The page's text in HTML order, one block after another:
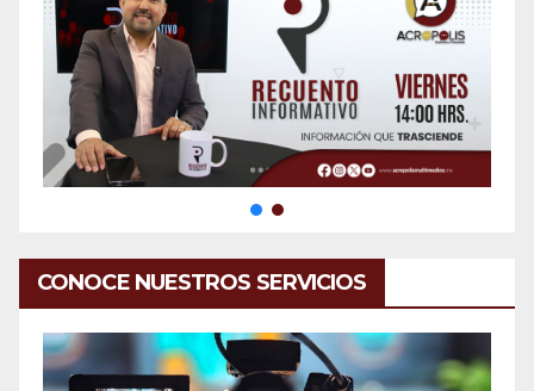
CONOCE NUESTROS SERVICIOS